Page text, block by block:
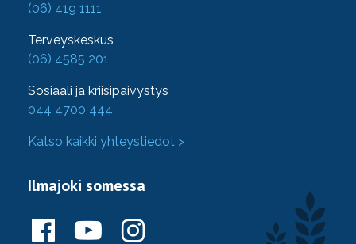
(06) 419 1111
Terveyskeskus
(06) 4585 201
Sosiaali ja kriisipäivystys
044 4700 444
Katso kaikki yhteystiedot >
Ilmajoki somessa